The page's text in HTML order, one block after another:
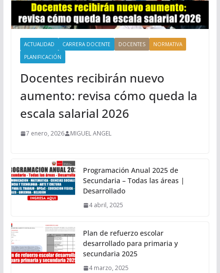
ACTUALIDAD CARRERA DOCENTE DOCENTES
NORMATIVA
PLANIFICACIÓN
Docentes recibirán nuevo
aumento: revisa cómo queda la
escala salarial 2026
7 enero, 2026 MIGUEL ANGEL
Programación Anual 2025 de
Secundaria – Todas las áreas |
Desarrollado
4 abril, 2025
Plan de refuerzo escolar
desarrollado para primaria y
secundaria 2025
4 marzo, 2025